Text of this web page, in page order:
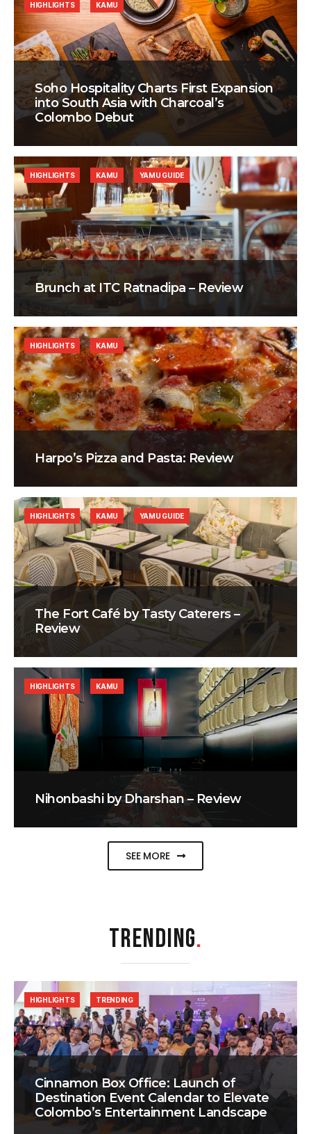
Soho Hospitality Charts First Expansion
into South Asia with Charcoal’s
Colombo Debut
HIGHLIGHTS KAMU
Brunch at ITC Ratnadipa – Review
HIGHLIGHTS KAMU YAMU GUIDE
Harpo’s Pizza and Pasta: Review
HIGHLIGHTS KAMU
The Fort Café by Tasty Caterers –
Review
HIGHLIGHTS KAMU YAMU GUIDE
Nihonbashi by Dharshan – Review
HIGHLIGHTS KAMU
SEE MORE
TRENDING.
Cinnamon Box Office: Launch of
Destination Event Calendar to Elevate
Colombo’s Entertainment Landscape
HIGHLIGHTS TRENDING